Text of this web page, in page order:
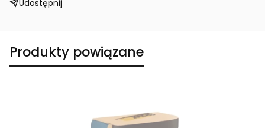
Udostępnij
Produkty powiązane